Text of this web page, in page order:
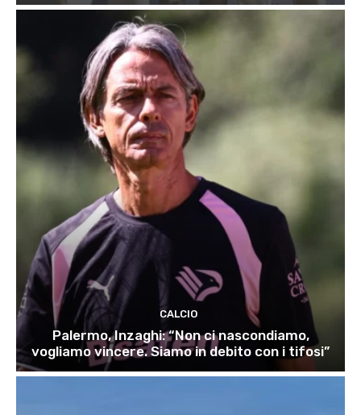
CALCIO
Palermo, Inzaghi: “Non ci nascondiamo,
vogliamo vincere. Siamo in debito con i tifosi”